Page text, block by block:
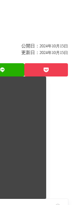
公開日： 2024年10月15日
更新日： 2024年10月15日